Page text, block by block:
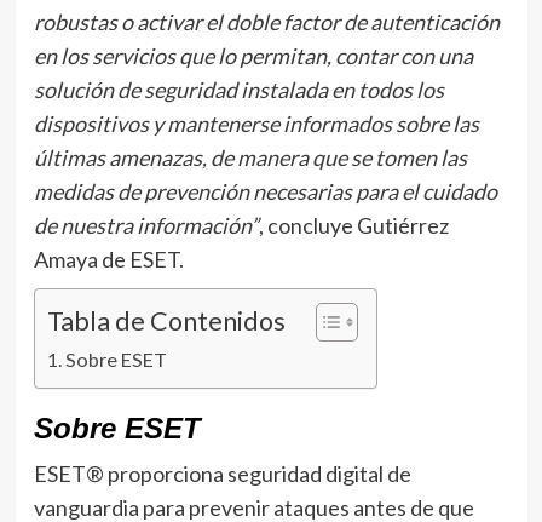
robustas o activar el doble factor de autenticación
en los servicios que lo permitan, contar con una
solución de seguridad instalada en todos los
dispositivos y mantenerse informados sobre las
últimas amenazas, de manera que se tomen las
medidas de prevención necesarias para el cuidado
de nuestra información”, concluye Gutiérrez
Amaya de ESET.
Tabla de Contenidos
Sobre ESET
Sobre ESET
ESET® proporciona seguridad digital de
vanguardia para prevenir ataques antes de que